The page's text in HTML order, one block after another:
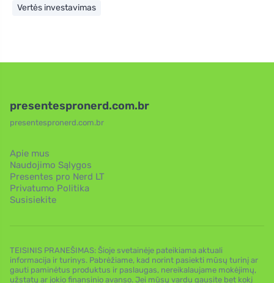
Vertės investavimas
presentespronerd.com.br
presentespronerd.com.br
Apie mus
Naudojimo Sąlygos
Presentes pro Nerd LT
Privatumo Politika
Susisiekite
TEISINIS PRANEŠIMAS: Šioje svetainėje pateikiama aktuali
informacija ir turinys. Pabrėžiame, kad norint pasiekti mūsų turinį ar
gauti paminėtus produktus ir paslaugas, nereikalaujame mokėjimų,
užstatų ar jokio finansinio avanso. Jei mūsų vardu gausite bet kokį